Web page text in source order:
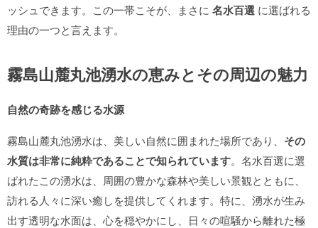
ッシュできます。この一帯こそが、まさに 名水百選 に選ばれる
理由の一つと言えます。
霧島山麓丸池湧水の恵みとその周辺の魅力
自然の奇跡を感じる水源
霧島山麓丸池湧水は、美しい自然に囲まれた場所であり、 その
水質は非常に純粋であることで知られています。名水百選に選
ばれたこの湧水は、周囲の豊かな森林や美しい景観とともに、
訪れる人々に深い癒しを提供してくれます。特に、湧水が生み
出す透明な水面は、心を穏やかにし、日々の喧騒から離れた極